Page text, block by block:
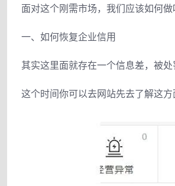
面对这个刚需市场，我们应该如何做
一、如何恢复企业信用
其实这里面就存在一个信息差，被
这个时间你可以去网站先去了解这方